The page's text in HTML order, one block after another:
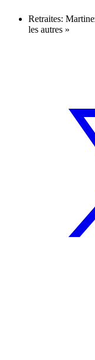
Retraites:
les autres »